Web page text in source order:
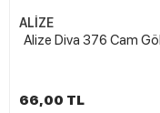
ALİZE
Alize Diva 376 Cam
66,00 TL